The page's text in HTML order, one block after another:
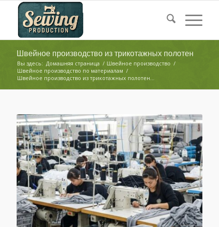
Швейное производство из трикотажных полотен
Вы здесь: Домашняя страница / Швейное производство /
Швейное производство по материалам /
Швейное производство из трикотажных полотен...